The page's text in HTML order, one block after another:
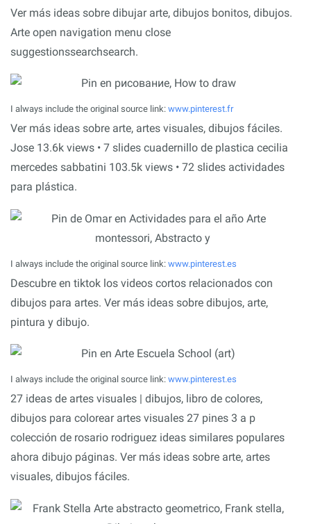
Ver más ideas sobre dibujar arte, dibujos bonitos, dibujos.
Arte open navigation menu close
suggestionssearchsearch.
I always include the original source link: www.pinterest.fr
Ver más ideas sobre arte, artes visuales, dibujos fáciles.
Jose 13.6k views • 7 slides cuadernillo de plastica cecilia
mercedes sabbatini 103.5k views • 72 slides actividades
para plástica.
I always include the original source link: www.pinterest.es
Descubre en tiktok los videos cortos relacionados con
dibujos para artes. Ver más ideas sobre dibujos, arte,
pintura y dibujo.
I always include the original source link: www.pinterest.es
27 ideas de artes visuales | dibujos, libro de colores,
dibujos para colorear artes visuales 27 pines 3 a p
colección de rosario rodriguez ideas similares populares
ahora dibujo páginas. Ver más ideas sobre arte, artes
visuales, dibujos fáciles.